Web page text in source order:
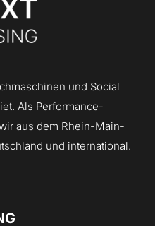
und Social
Als Performance-
aus dem Rhein-Main-
und international.